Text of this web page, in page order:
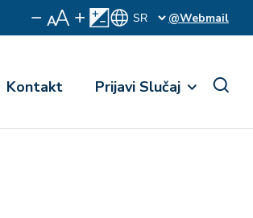
@Webmail
Kontakt Prijavi Slučaj